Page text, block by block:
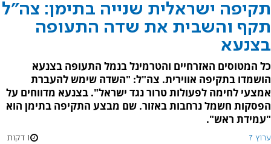
תקיפה ישראלית שנייה בתימן: צה"ל
תקף והשבית את שדה התעופה
בצנעא
כל המטוסים האזרחיים והטרמינל בנמל התעופה בצנעא
הושמדו בתקיפה אווירית. צה"ל: "השדה שימש להעברת
אמצעי לחימה לפעולות טרור נגד ישראל". בצנעא מדווחים על
הפסקות חשמל נרחבות באזור. שם מבצע התקיפה בתימן הוא
"עמידת ראש".
ערוץ 7 1 דקות